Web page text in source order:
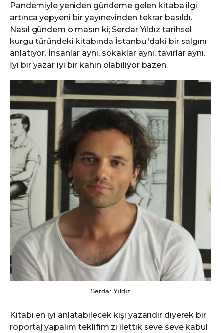
Pandemiyle yeniden gündeme gelen kitaba ilgi
artınca yepyeni bir yayınevinden tekrar basıldı.
Nasıl gündem olmasın ki; Serdar Yıldız tarihsel
kurgu türündeki kitabında İstanbul’daki bir salgını
anlatıyor. İnsanlar aynı, sokaklar aynı, tavırlar aynı.
İyi bir yazar iyi bir kahin olabiliyor bazen.
Serdar Yıldız
Kitabı en iyi anlatabilecek kişi yazarıdır diyerek bir
röportaj yapalım teklifimizi ilettik seve seve kabul